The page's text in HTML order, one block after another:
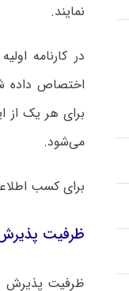
نمایند.
در کارنامه اولیه
اختصاص داده
برای هر یک از
می‌شود.
برای کسب
ظرفیت
ظرفیت پذیرش